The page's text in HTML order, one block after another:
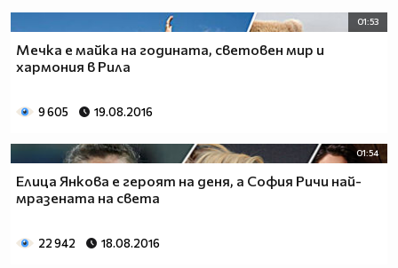
01:53
Мечка е майка на годината, световен мир и
хармония в Рила
9 605 19.08.2016
01:54
Елица Янкова е героят на деня, а София Ричи най-
мразената на света
22 942 18.08.2016